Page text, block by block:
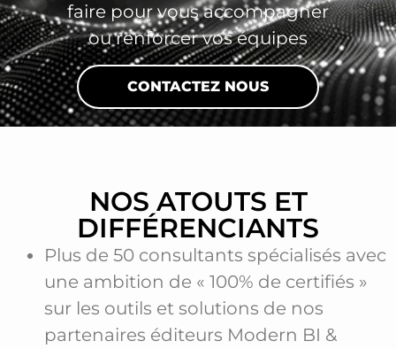
faire pour vous accompagner
ou renforcer vos équipes
CONTACTEZ NOUS
NOS ATOUTS ET
DIFFÉRENCIANTS
Plus de 50 consultants spécialisés avec
une ambition de « 100% de certifiés »
sur les outils et solutions de nos
partenaires éditeurs Modern BI &